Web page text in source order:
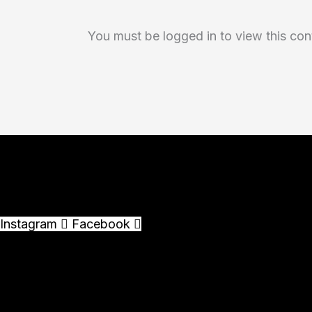
You must be logged in to view this
Instagram Facebook